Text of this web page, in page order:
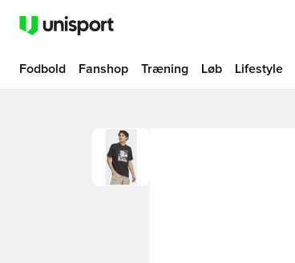
Fodbold Fanshop Træning Løb Lifestyle